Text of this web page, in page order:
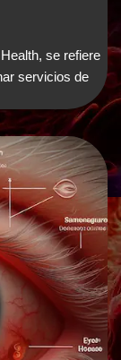
se refiere
servicios de